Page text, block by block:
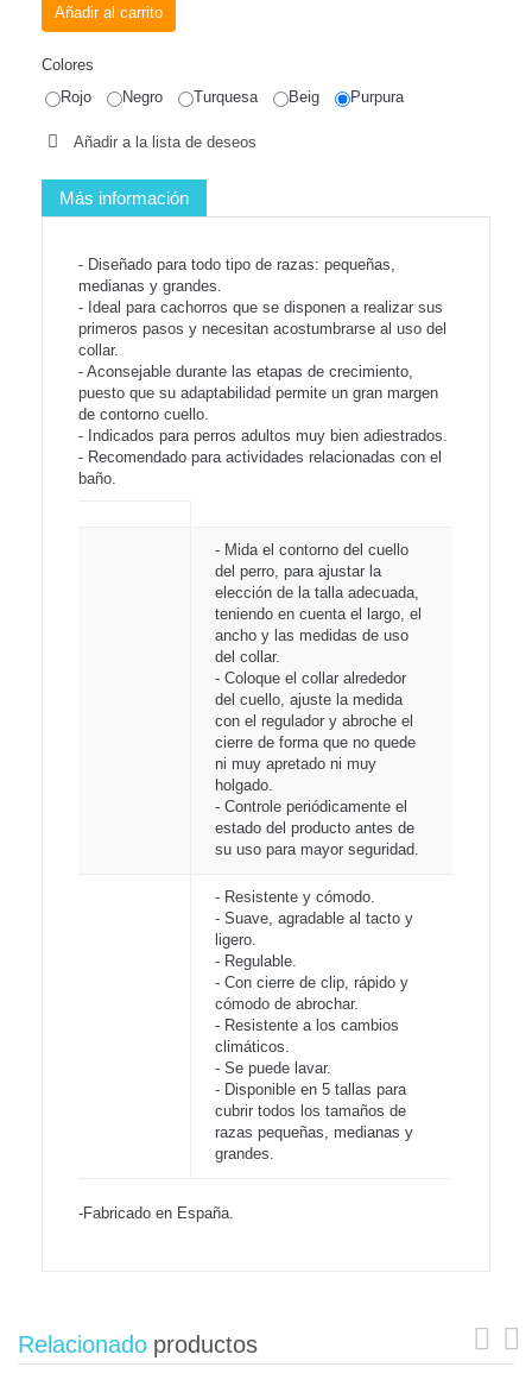
Añadir al carrito
Colores
Rojo
Negro Turquesa Beig Purpura
Añadir a la lista de deseos
Más información
- Diseñado para todo tipo de razas: pequeñas,
medianas y grandes.
- Ideal para cachorros que se disponen a realizar sus
primeros pasos y necesitan acostumbrarse al uso del
collar.
- Aconsejable durante las etapas de crecimiento,
puesto que su adaptabilidad permite un gran margen
de contorno cuello.
- Indicados para perros adultos muy bien adiestrados.
- Recomendado para actividades relacionadas con el
baño.
- Mida el contorno del cuello
del perro, para ajustar la
elección de la talla adecuada,
teniendo en cuenta el largo, el
ancho y las medidas de uso
del collar.
- Coloque el collar alrededor
del cuello, ajuste la medida
con el regulador y abroche el
cierre de forma que no quede
ni muy apretado ni muy
holgado.
- Controle periódicamente el
estado del producto antes de
su uso para mayor seguridad.
- Resistente y cómodo.
- Suave, agradable al tacto y
ligero.
- Regulable.
- Con cierre de clip, rápido y
cómodo de abrochar.
- Resistente a los cambios
climáticos.
- Se puede lavar.
- Disponible en 5 tallas para
cubrir todos los tamaños de
razas pequeñas, medianas y
grandes.
-Fabricado en España.
Relacionado productos